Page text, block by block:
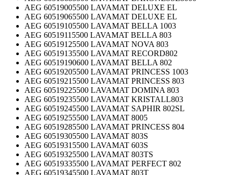
AEG 60519005500 LAVAMAT DELUXE EL
AEG 60519065500 LAVAMAT DELUXE EL
AEG 60519105500 LAVAMAT BELLA 1003
AEG 60519115500 LAVAMAT BELLA 803
AEG 60519125500 LAVAMAT NOVA 803
AEG 60519135500 LAVAMAT RECORD802
AEG 60519190600 LAVAMAT BELLA 802
AEG 60519205500 LAVAMAT PRINCESS 1003
AEG 60519215500 LAVAMAT PRINCESS 803
AEG 60519225500 LAVAMAT DOMINA 803
AEG 60519235500 LAVAMAT KRISTALL803
AEG 60519245500 LAVAMAT SAPHIR 802SL
AEG 60519255500 LAVAMAT 8005
AEG 60519285500 LAVAMAT PRINCESS 804
AEG 60519305500 LAVAMAT 803S
AEG 60519315500 LAVAMAT 603S
AEG 60519325500 LAVAMAT 803TS
AEG 60519335500 LAVAMAT PERFECT 802
AEG 60519345500 LAVAMAT 803T